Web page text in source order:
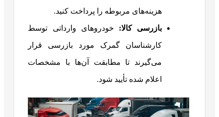
هزینه‌های مربوطه را پرداخت کنید.
بازرسی کالا: خودروهای وارداتی توسط
کارشناسان گمرک مورد بازرسی قرار
می‌گیرند تا مطابقت آن‌ها با مشخصات
اعلام شده تأیید شود.